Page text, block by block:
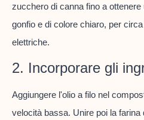
zucchero di canna fino a
gonfio e di colore chiaro, per
elettriche.
2. Incorporare gli
Aggiungere l'olio a filo nel
velocità bassa. Unire poi la